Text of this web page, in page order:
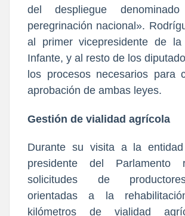
del despliegue denominado
peregrinación nacional».
al primer vicepresidente de
Infante, y al resto de los
los procesos necesarios para
aprobación de ambas leyes.
Gestión de vialidad agrícola
Durante su visita a la
presidente del Parlamento
solicitudes de
orientadas a la
kilómetros de vialidad